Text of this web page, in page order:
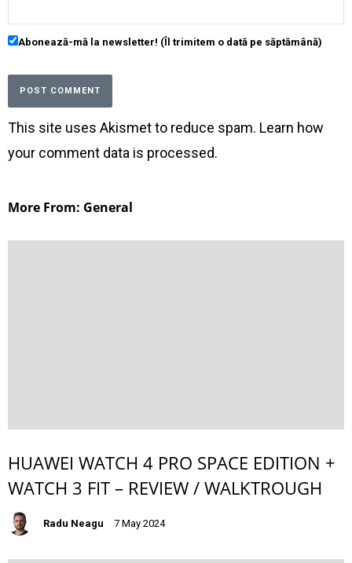
Abonează-mă la newsletter! (Îl trimitem o dată pe săptămână)
This site uses Akismet to reduce spam. Learn how
your comment data is processed.
More From: General
HUAWEI WATCH 4 PRO SPACE EDITION +
WATCH 3 FIT – REVIEW / WALKTROUGH
Radu Neagu 7 May 2024